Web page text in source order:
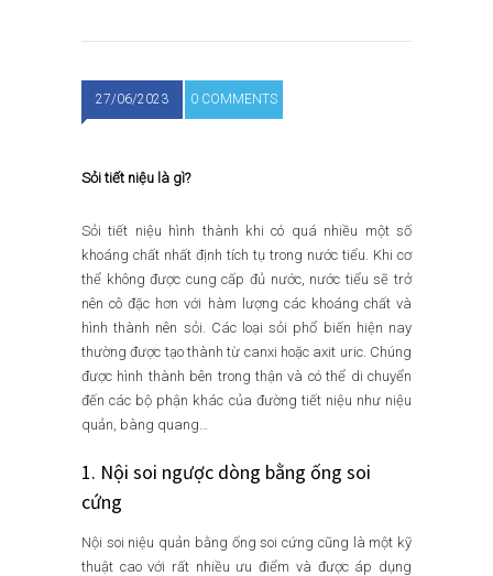
27/06/2023 0 COMMENTS
Sỏi tiết niệu là gì?
Sỏi tiết niệu hình thành khi có quá nhiều một số
khoáng chất nhất định tích tụ trong nước tiểu. Khi cơ
thể không được cung cấp đủ nước, nước tiểu sẽ trở
nên cô đặc hơn với hàm lượng các khoáng chất và
hình thành nên sỏi. Các loại sỏi phổ biến hiện nay
thường được tạo thành từ canxi hoặc axit uric. Chúng
được hình thành bên trong thận và có thể di chuyển
đến các bộ phận khác của đường tiết niệu như niệu
quản, bàng quang…
1. Nội soi ngược dòng bằng ống soi
cứng
Nội soi niệu quản bằng ống soi cứng cũng là một kỹ
thuật cao với rất nhiều ưu điểm và được áp dụng